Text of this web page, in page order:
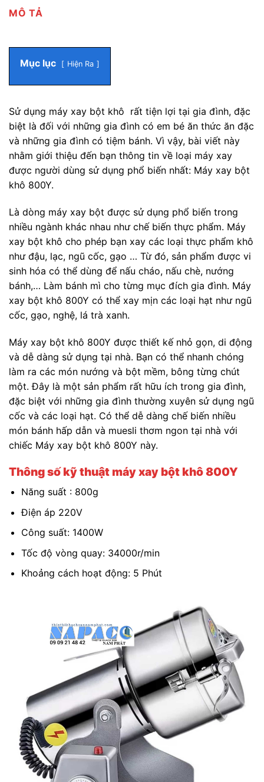
MÔ TẢ
Mục lục Hiện Ra
Sử dụng máy xay bột khô rất tiện lợi tại gia đình, đặc
biệt là đối với những gia đình có em bé ăn thức ăn đặc
và những gia đình có tiệm bánh. Vì vậy, bài viết này
nhằm giới thiệu đến bạn thông tin về loại máy xay
được người dùng sử dụng phổ biến nhất: Máy xay bột
khô 800Y.
Là dòng máy xay bột được sử dụng phổ biến trong
nhiều ngành khác nhau như chế biến thực phẩm. Máy
xay bột khô cho phép bạn xay các loại thực phẩm khô
như đậu, lạc, ngũ cốc, gạo … Từ đó, sản phẩm được vi
sinh hóa có thể dùng để nấu cháo, nấu chè, nướng
bánh,… Làm bánh mì cho từng mục đích gia đình. Máy
xay bột khô 800Y có thể xay mịn các loại hạt như ngũ
cốc, gạo, nghệ, lá trà xanh.
Máy xay bột khô 800Y được thiết kế nhỏ gọn, di động
và dễ dàng sử dụng tại nhà. Bạn có thể nhanh chóng
làm ra các món nướng và bột mềm, bông từng chút
một. Đây là một sản phẩm rất hữu ích trong gia đình,
đặc biệt với những gia đình thường xuyên sử dụng ngũ
cốc và các loại hạt. Có thể dễ dàng chế biến nhiều
món bánh hấp dẫn và muesli thơm ngon tại nhà với
chiếc Máy xay bột khô 800Y này.
Thông số kỹ thuật máy xay bột khô 800Y
Năng suất : 800g
Điện áp 220V
Công suất: 1400W
Tốc độ vòng quay: 34000r/min
Khoảng cách hoạt động: 5 Phút